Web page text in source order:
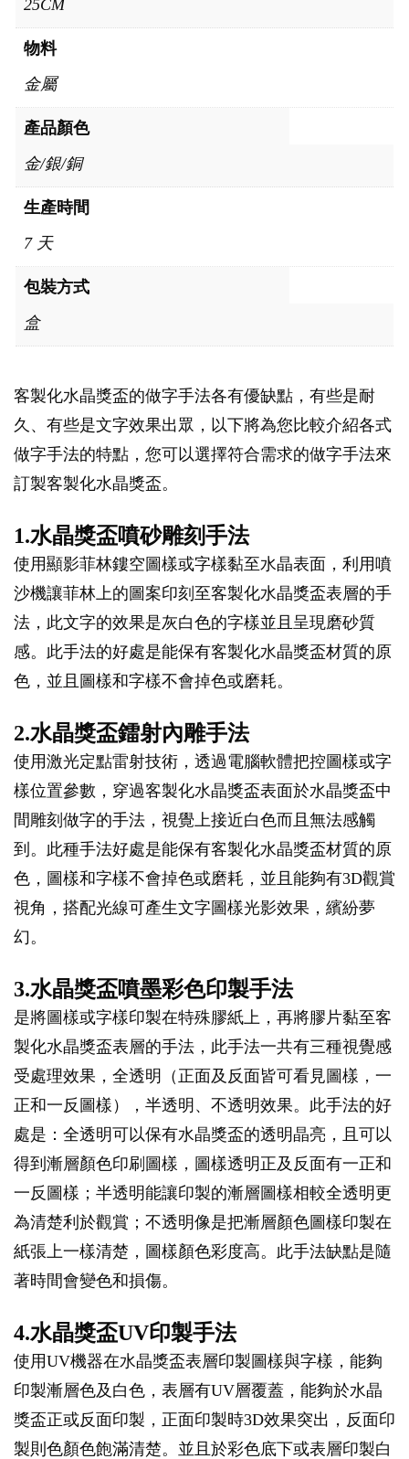
25CM
物料
金屬
產品顏色
金/銀/銅
生產時間
7 天
包裝方式
盒
客製化水晶獎盃的做字手法各有優缺點，有些是耐
久、有些是文字效果出眾，以下將為您比較介紹各式
做字手法的特點，您可以選擇符合需求的做字手法來
訂製客製化水晶獎盃。
1.水晶獎盃噴砂雕刻手法
使用顯影菲林鏤空圖樣或字樣黏至水晶表面，利用噴
沙機讓菲林上的圖案印刻至客製化水晶獎盃表層的手
法，此文字的效果是灰白色的字樣並且呈現磨砂質
感。此手法的好處是能保有客製化水晶獎盃材質的原
色，並且圖樣和字樣不會掉色或磨耗。
2.水晶獎盃鐳射內雕手法
使用激光定點雷射技術，透過電腦軟體把控圖樣或字
樣位置參數，穿過客製化水晶獎盃表面於水晶獎盃中
間雕刻做字的手法，視覺上接近白色而且無法感觸
到。此種手法好處是能保有客製化水晶獎盃材質的原
色，圖樣和字樣不會掉色或磨耗，並且能夠有3D觀賞
視角，搭配光線可產生文字圖樣光影效果，繽紛夢
幻。
3.水晶獎盃噴墨彩色印製手法
是將圖樣或字樣印製在特殊膠紙上，再將膠片黏至客
製化水晶獎盃表層的手法，此手法一共有三種視覺感
受處理效果，全透明（正面及反面皆可看見圖樣，一
正和一反圖樣），半透明、不透明效果。此手法的好
處是：全透明可以保有水晶獎盃的透明晶亮，且可以
得到漸層顏色印刷圖樣，圖樣透明正及反面有一正和
一反圖樣；半透明能讓印製的漸層圖樣相較全透明更
為清楚利於觀賞；不透明像是把漸層顏色圖樣印製在
紙張上一樣清楚，圖樣顏色彩度高。此手法缺點是隨
著時間會變色和損傷。
4.水晶獎盃UV印製手法
使用UV機器在水晶獎盃表層印製圖樣與字樣，能夠
印製漸層色及白色，表層有UV層覆蓋，能夠於水晶
獎盃正或反面印製，正面印製時3D效果突出，反面印
製則色顏色飽滿清楚。並且於彩色底下或表層印製白